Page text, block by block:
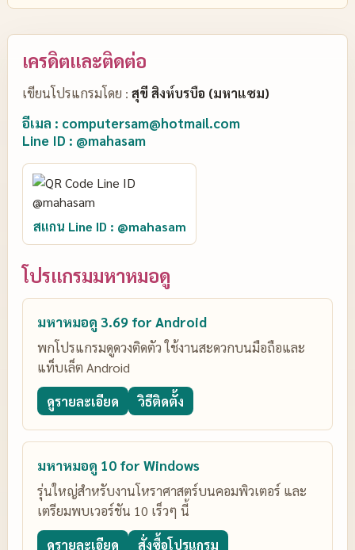
เครดิตและติดต่อ
เขียนโปรแกรมโดย : สุขี สิงห์บรบือ (มหาแซม)
อีเมล : computersam@hotmail.com
Line ID : @mahasam
สแกน Line ID : @mahasam
โปรแกรมมหาหมอดู
มหาหมอดู 3.69 for Android
พกโปรแกรมดูดวงติดตัว ใช้งานสะดวกบนมือถือและ
แท็บเล็ต Android
ดูรายละเอียด วิธีติดตั้ง
มหาหมอดู 10 for Windows
รุ่นใหญ่สำหรับงานโหราศาสตร์บนคอมพิวเตอร์ และ
เตรียมพบเวอร์ชัน 10 เร็วๆ นี้
ดูรายละเอียด สั่งซื้อโปรแกรม